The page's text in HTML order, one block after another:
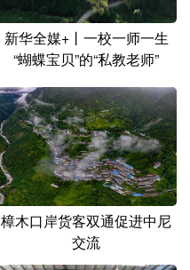
湖北 湖南
海南 重庆
云南 西藏
青海 宁夏
黑龙江
新华全媒+丨一校一师一生
“蝴蝶宝贝”的“私教老师”
樟木口岸货客双通促进中尼
交流